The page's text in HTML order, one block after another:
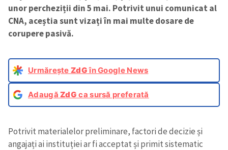
unor percheziții din 5 mai. Potrivit unui comunicat al
CNA, aceștia sunt vizați în mai multe dosare de
corupere pasivă.
Urmărește ZdGîn Google News
AdaugăZdG ca sursă preferată
Potrivit materialelor preliminare, factori de decizie și
angajați ai instituției ar fi acceptat și primit sistematic